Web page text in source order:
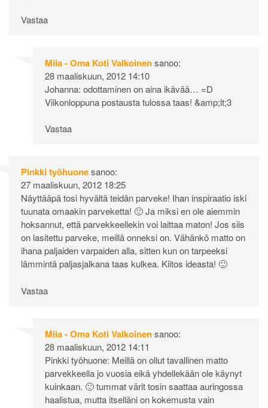
Vastaa
Miia - Oma Koti Valkoinensanoo:
28 maaliskuun, 2012 14:10
Johanna: odottaminen on aina ikävää… =D
Viikonloppuna postausta tulossa taas! &amp;lt;3
Vastaa
Pinkki työhuonesanoo:
27 maaliskuun, 2012 18:25
Näyttääpä tosi hyvältä teidän parveke! Ihan inspiraatio iski
tuunata omaakin parveketta! 🙂 Ja miksi en ole aiemmin
hoksannut, että parvekkeellekin voi laittaa maton! Jos siis
on lasitettu parveke, meillä onneksi on. Vähänkö matto on
ihana paljaiden varpaiden alla, sitten kun on tarpeeksi
lämmintä paljasjalkana taas kulkea. Kiitos ideasta! 🙂
Vastaa
Miia - Oma Koti Valkoinensanoo:
28 maaliskuun, 2012 14:11
Pinkki työhuone: Meillä on ollut tavallinen matto
parvekkeella jo vuosia eikä yhdellekään ole käynyt
kuinkaan. 🙂 tummat värit tosin saattaa auringossa
haalistua, mutta itselläni on kokemusta vain